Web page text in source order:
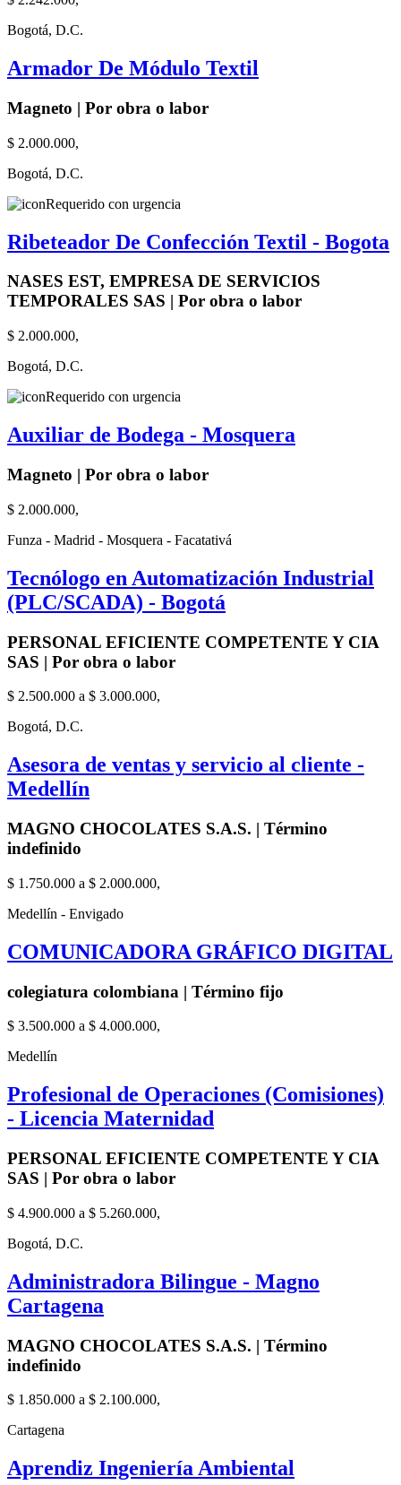
Bogotá, D.C.
Armador De Módulo Textil
Magneto | Por obra o labor
$ 2.000.000,
Bogotá, D.C.
Requerido con urgencia
Ribeteador De Confección Textil - Bogota
NASES EST, EMPRESA DE SERVICIOS
TEMPORALES SAS | Por obra o labor
$ 2.000.000,
Bogotá, D.C.
Requerido con urgencia
Auxiliar de Bodega - Mosquera
Magneto | Por obra o labor
$ 2.000.000,
Funza - Madrid - Mosquera - Facatativá
Tecnólogo en Automatización Industrial
(PLC/SCADA) - Bogotá
PERSONAL EFICIENTE COMPETENTE Y CIA
SAS | Por obra o labor
$ 2.500.000 a $ 3.000.000,
Bogotá, D.C.
Asesora de ventas y servicio al cliente -
Medellín
MAGNO CHOCOLATES S.A.S. | Término
indefinido
$ 1.750.000 a $ 2.000.000,
Medellín - Envigado
COMUNICADORA GRÁFICO DIGITAL
colegiatura colombiana | Término fijo
$ 3.500.000 a $ 4.000.000,
Medellín
Profesional de Operaciones (Comisiones)
- Licencia Maternidad
PERSONAL EFICIENTE COMPETENTE Y CIA
SAS | Por obra o labor
$ 4.900.000 a $ 5.260.000,
Bogotá, D.C.
Administradora Bilingue - Magno
Cartagena
MAGNO CHOCOLATES S.A.S. | Término
indefinido
$ 1.850.000 a $ 2.100.000,
Cartagena
Aprendiz Ingeniería Ambiental